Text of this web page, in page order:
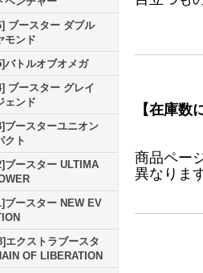
ブースター ダブル
モンド
バトルオブオメガ
ブースター グレイ
ェンド
ブースターユニオン
クト
ブースター ULTIMA
ブースター NEW EV
エクストラブースタ
OF LIBERATION
【在庫数
商品ペー
異なりま